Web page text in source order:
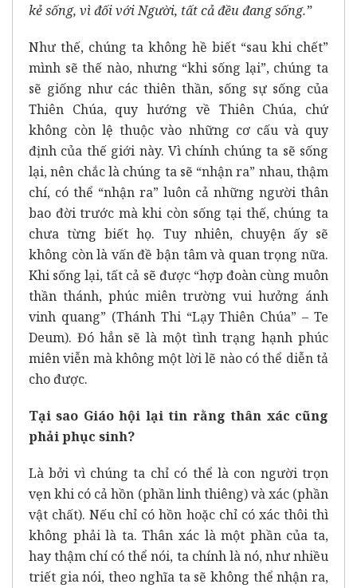
kẻ sống, vì đối với Người, tất cả đều đang sống.”
Như thế, chúng ta không hề biết “sau khi chết”
mình sẽ thế nào, nhưng “khi sống lại”, chúng ta
sẽ giống như các thiên thần, sống sự sống của
Thiên Chúa, quy hướng về Thiên Chúa, chứ
không còn lệ thuộc vào những cơ cấu và quy
định của thế giới này. Vì chính chúng ta sẽ sống
lại, nên chắc là chúng ta sẽ “nhận ra” nhau, thậm
chí, có thể “nhận ra” luôn cả những người thân
bao đời trước mà khi còn sống tại thế, chúng ta
chưa từng biết họ. Tuy nhiên, chuyện ấy sẽ
không còn là vấn đề bận tâm và quan trọng nữa.
Khi sống lại, tất cả sẽ được “hợp đoàn cùng muôn
thần thánh, phúc miên trường vui hưởng ánh
vinh quang” (Thánh Thi “Lạy Thiên Chúa” – Te
Deum). Đó hẳn sẽ là một tình trạng hạnh phúc
miên viễn mà không một lời lẽ nào có thể diễn tả
cho được.
Tại sao Giáo hội lại tin rằng thân xác cũng
phải phục sinh?
Là bởi vì chúng ta chỉ có thể là con người trọn
vẹn khi có cả hồn (phần linh thiêng) và xác (phần
vật chất). Nếu chỉ có hồn hoặc chỉ có xác thôi thì
không phải là ta. Thân xác là một phần của ta,
hay thậm chí có thể nói, ta chính là nó, như nhiều
triết gia nói, theo nghĩa ta sẽ không thể nhận ra,